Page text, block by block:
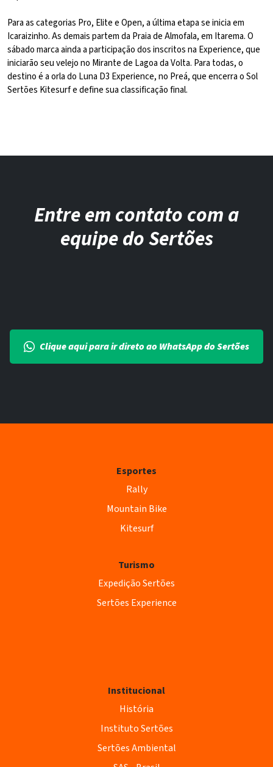
Para as categorias Pro, Elite e Open, a última etapa se inicia em
Icaraizinho. As demais partem da Praia de Almofala, em Itarema. O
sábado marca ainda a participação dos inscritos na Experience, que
iniciarão seu velejo no Mirante de Lagoa da Volta. Para todas, o
destino é a orla do Luna D3 Experience, no Preá, que encerra o Sol
Sertões Kitesurf e define sua classificação final.
Entre em contato com a
equipe do Sertões
Clique aqui para ir direto ao WhatsApp do Sertões
Esportes
Rally
Mountain Bike
Kitesurf
Turismo
Expedição Sertões
Sertões Experience
Institucional
História
Instituto Sertões
Sertões Ambiental